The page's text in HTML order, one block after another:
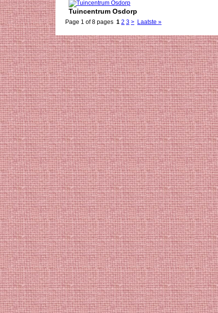
Tuincentrum Osdorp
Page 1 of 8 pages 1 2 3 > Laatste »